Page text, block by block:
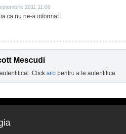
2011 11:06
ca nu ne-a informat .
Mescudi
Click aici pentru a te autentifica.